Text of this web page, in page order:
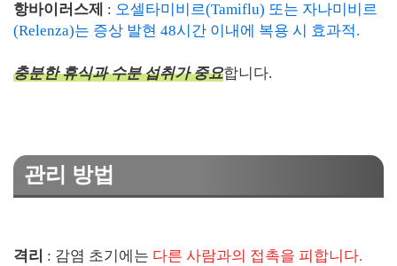
항바이러스제 : 오셀타미비르(Tamiflu) 또는 자나미비르
(Relenza)는 증상 발현 48시간 이내에 복용 시 효과적.
충분한 휴식과 수분 섭취가 중요합니다.
관리 방법
격리 : 감염 초기에는 다른 사람과의 접촉을 피합니다.